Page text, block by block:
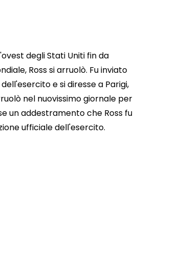
degli Stati Uniti fin da
Ross si arruolò. Fu inviato
e si diresse a Parigi,
nel nuovissimo giornale per
un addestramento che Ross fu
ufficiale dell'esercito.